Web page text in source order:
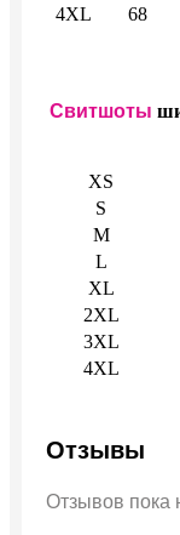
4XL
68
Свитшоты
XS
S
M
L
XL
2XL
3XL
4XL
Отзывы
Отзывов пока